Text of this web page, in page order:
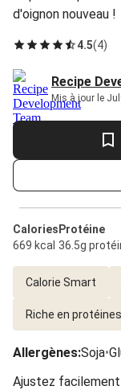
d'oignon nouveau !
4.5(4)
Recipe
Mis à jour le
Calories
669 kcal
Protéine
36.5g
Calorie Smart
Riche en protéines
Allergènes:Soja•
Ajustez